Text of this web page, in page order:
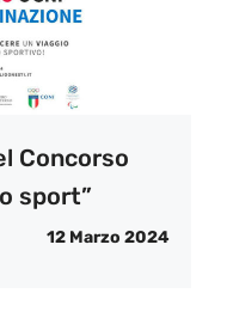
Concorso
sport”
12 Marzo 2024